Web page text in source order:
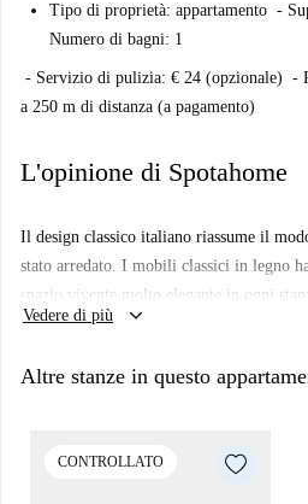
Tipo di proprietà: appartamento -
Numero di bagni: 1
- Servizio di pulizia: € 24 (opzionale) -
a 250 m di distanza (a pagamento)
L'opinione di Spotahome
Il design classico italiano riassume il
stato arredato. I mobili classici in legno
spazio vivente molto elegante in ogni
soggiorno, che è perfetto per rilassarsi
che si affaccia sulla strada in modo da
Si trova in un sobborgo elegante e
Vedere di più keyboard_arrow_down
Altre stanze in questo
CONTROLLATO